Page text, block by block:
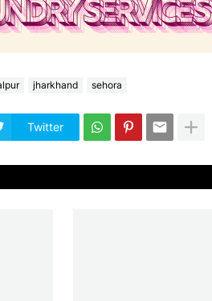
jharkhand sehora
Twitter